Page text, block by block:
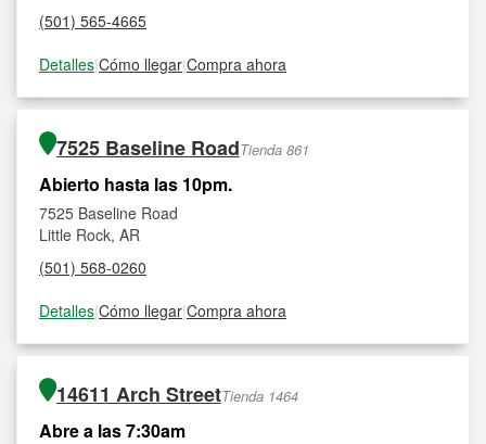
(501) 565-4665
Detalles|Cómo llegar|Compra ahora
7525 Baseline RoadTienda 861
Abierto hasta las 10pm.
7525 Baseline Road
Little Rock, AR
(501) 568-0260
Detalles|Cómo llegar|Compra ahora
14611 Arch StreetTienda 1464
Abre a las 7:30am